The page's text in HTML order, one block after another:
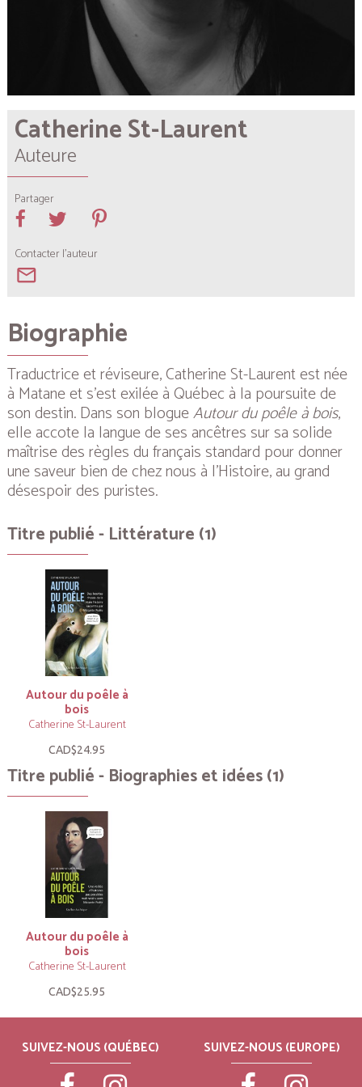
Catherine St-Laurent
Auteure
Partager
Contacter l'auteur
mail_outline
Biographie
Traductrice et réviseure, Catherine St-Laurent est née
à Matane et s’est exilée à Québec à la poursuite de
son destin. Dans son blogueAutour du poêle à bois,
elle accote la langue de ses ancêtres sur sa solide
maîtrise des règles du français standard pour donner
une saveur bien de chez nous à l’Histoire, au grand
désespoir des puristes.
Titre publié - Littérature (1)
Autour du poêle à
bois
Catherine St-Laurent
CAD$24.95
Titre publié - Biographies et idées (1)
Autour du poêle à
bois
Catherine St-Laurent
CAD$25.95
SUIVEZ-NOUS (QUÉBEC) SUIVEZ-NOUS (EUROPE)